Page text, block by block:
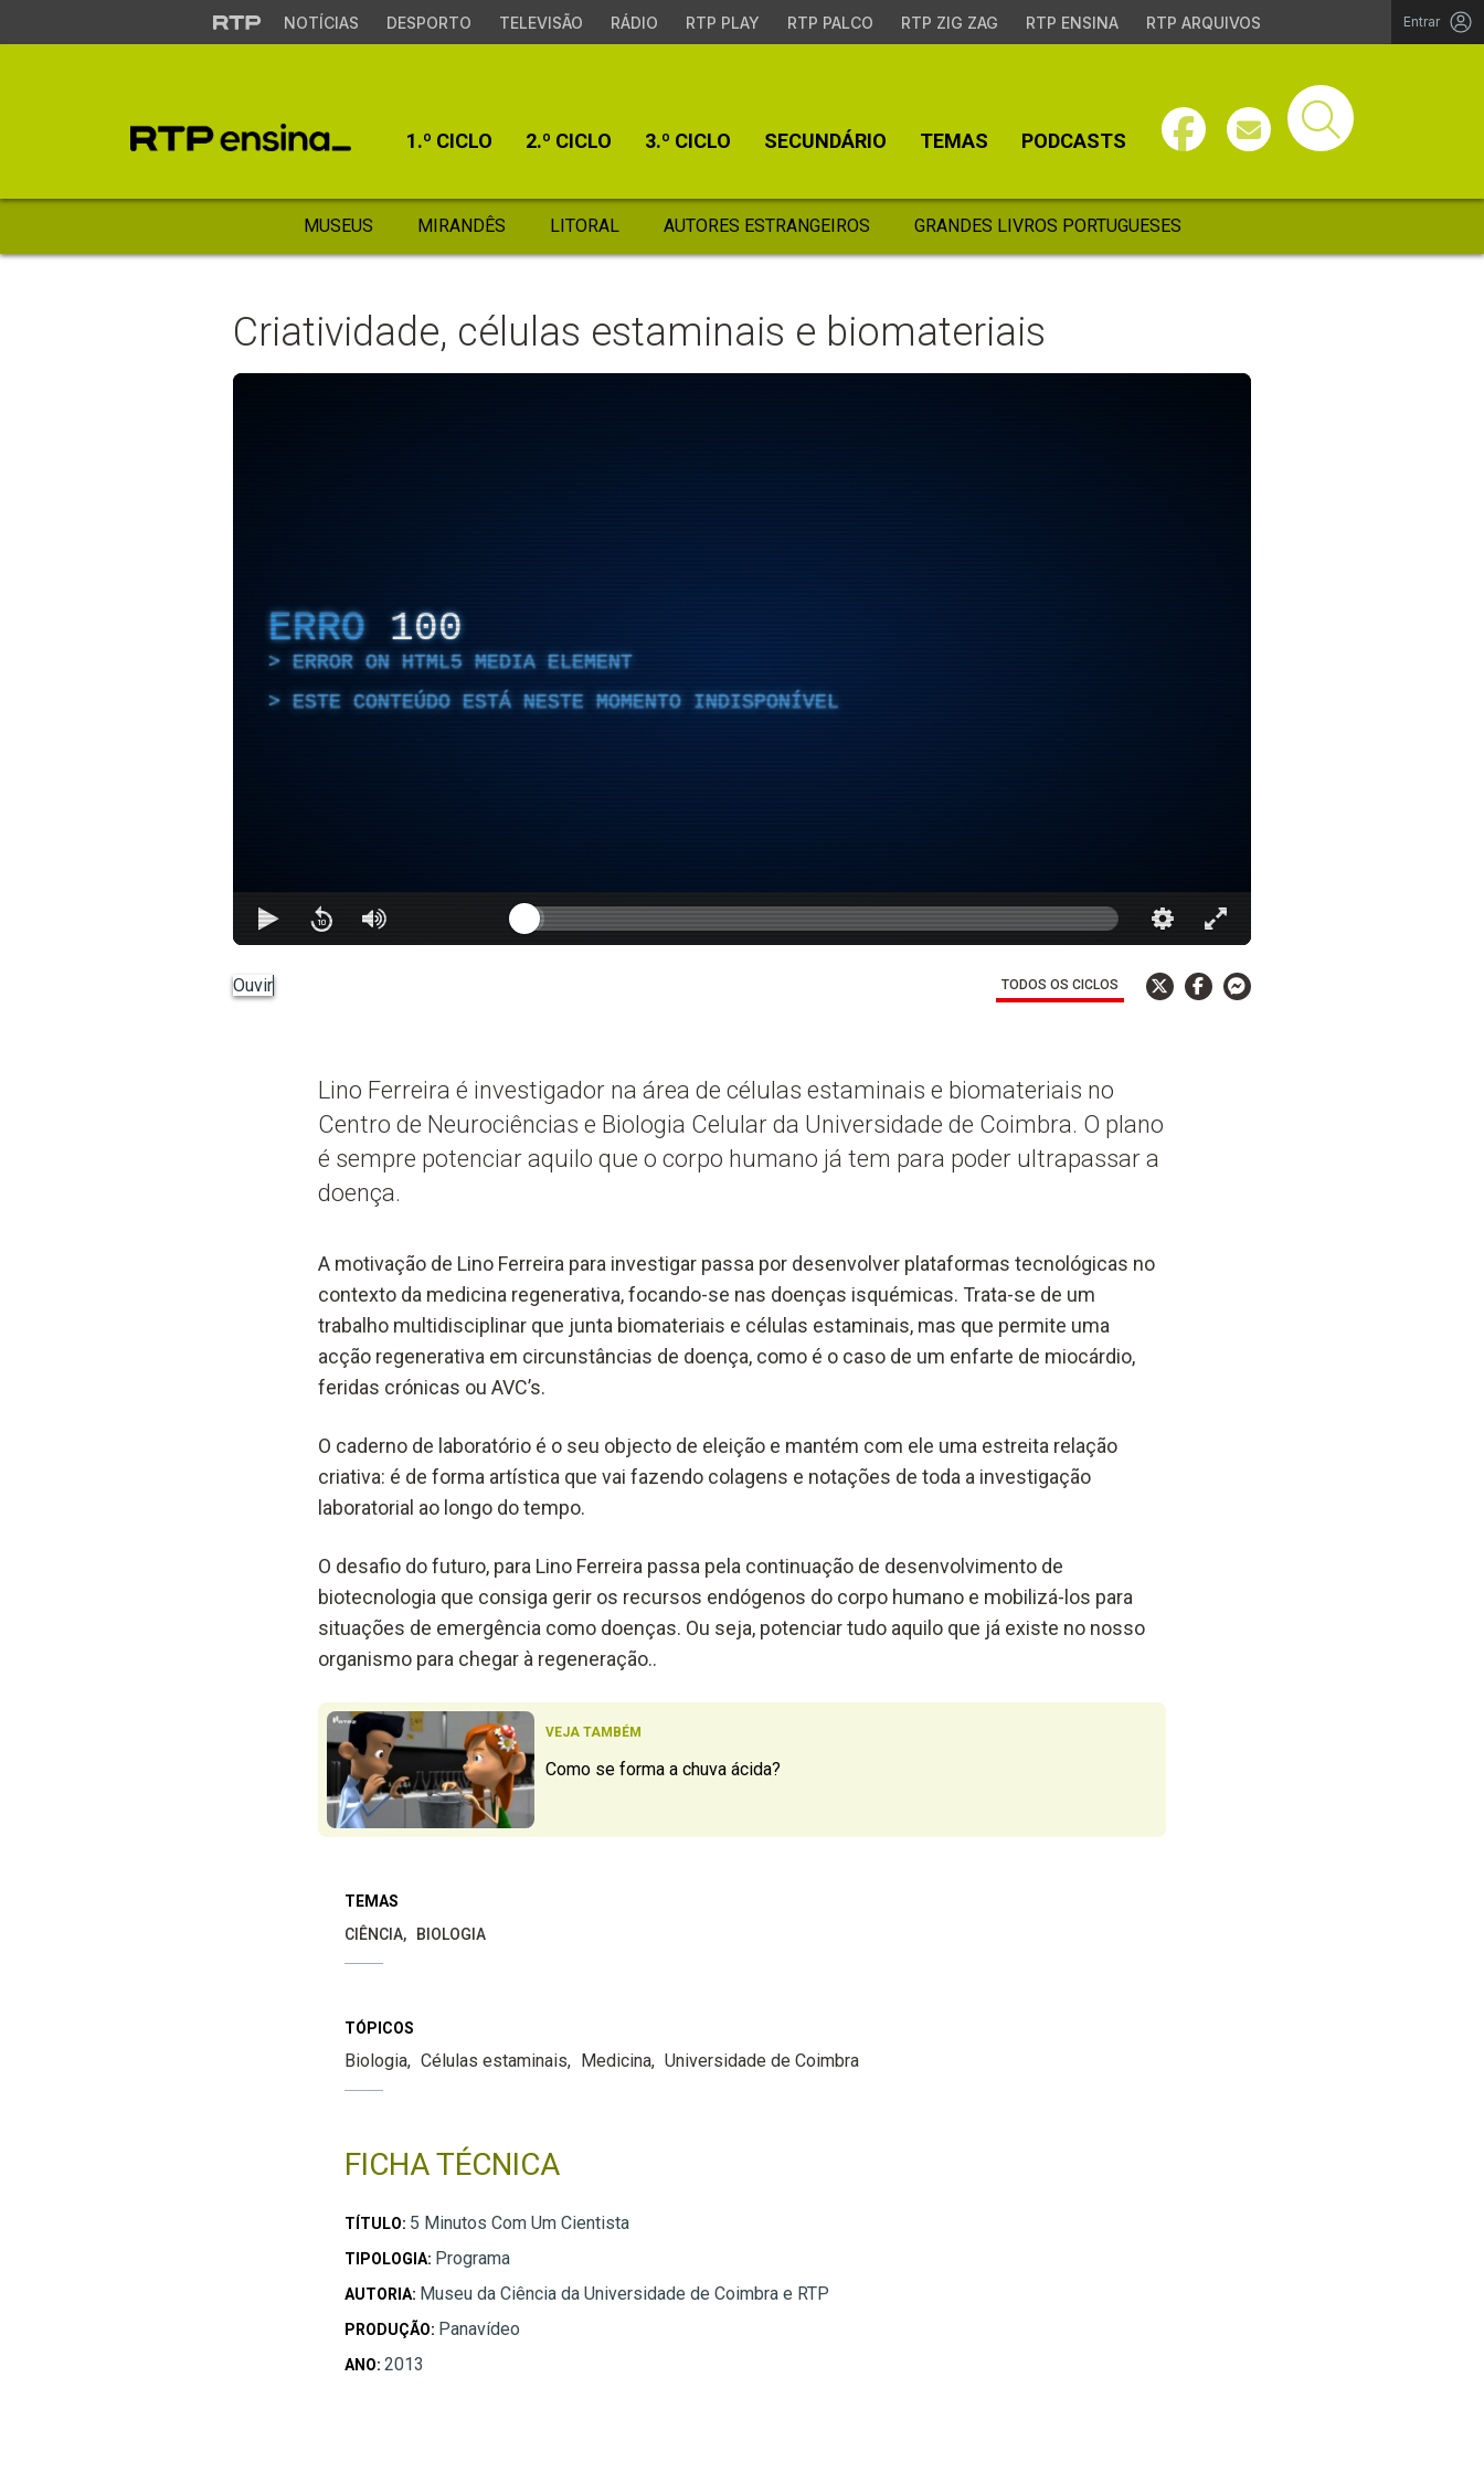
NOTÍCIAS DESPORTO TELEVISÃO RÁDIO RTP PLAY RTP PALCO RTP ZIG ZAG RTP ENSINA RTP ARQUIVOS Entrar
1.º CICLO 2.º CICLO 3.º CICLO SECUNDÁRIO TEMAS PODCASTS
MUSEUS MIRANDÊS LITORAL AUTORES ESTRANGEIROS GRANDES LIVROS PORTUGUESES
Criatividade, células estaminais e biomateriais
ERRO 100
ERROR ON HTML5 MEDIA ELEMENT
ESTE CONTEÚDO ESTÁ NESTE MOMENTO INDISPONÍVEL
Ouvir TODOS OS CICLOS
Lino Ferreira é investigador na área de células estaminais e biomateriais no
Centro de Neurociências e Biologia Celular da Universidade de Coimbra. O plano
é sempre potenciar aquilo que o corpo humano já tem para poder ultrapassar a
doença.
A motivação de Lino Ferreira para investigar passa por desenvolver plataformas tecnológicas no
contexto da medicina regenerativa, focando-se nas doenças isquémicas. Trata-se de um
trabalho multidisciplinar que junta biomateriais e células estaminais, mas que permite uma
acção regenerativa em circunstâncias de doença, como é o caso de um enfarte de miocárdio,
feridas crónicas ou AVC’s.
O caderno de laboratório é o seu objecto de eleição e mantém com ele uma estreita relação
criativa: é de forma artística que vai fazendo colagens e notações de toda a investigação
laboratorial ao longo do tempo.
O desafio do futuro, para Lino Ferreira passa pela continuação de desenvolvimento de
biotecnologia que consiga gerir os recursos endógenos do corpo humano e mobilizá-los para
situações de emergência como doenças. Ou seja, potenciar tudo aquilo que já existe no nosso
organismo para chegar à regeneração..
VEJA TAMBÉM
Como se forma a chuva ácida?
TEMAS
CIÊNCIA
BIOLOGIA
TÓPICOS
Biologia Células estaminais Medicina Universidade de Coimbra
FICHA TÉCNICA
TÍTULO: 5 Minutos Com Um Cientista
TIPOLOGIA: Programa
AUTORIA: Museu da Ciência da Universidade de Coimbra e RTP
PRODUÇÃO: Panavídeo
ANO: 2013